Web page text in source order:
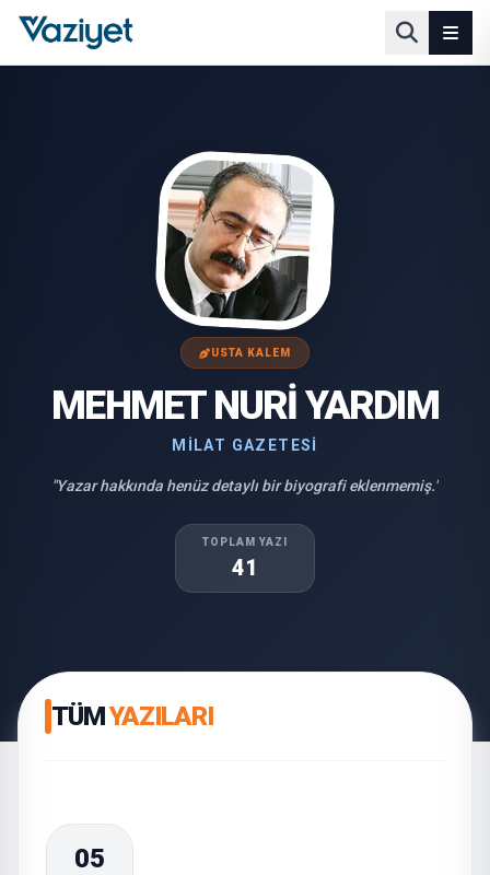
USTA KALEM
MEHMET NURI YARDIM
MILAT GAZETESI
"Yazar hakkında henüz detaylı bir biyografi eklenmemiş."
TOPLAM YAZI
41
TÜMYAZILARI
05